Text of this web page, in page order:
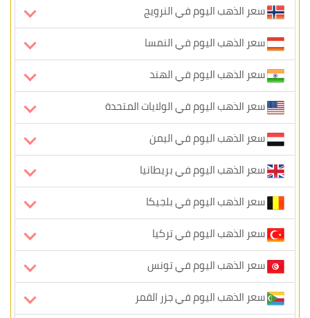
سعر الذهب اليوم في النرويج
سعر الذهب اليوم في النمسا
سعر الذهب اليوم في الهند
سعر الذهب اليوم في الولايات المتحدة
سعر الذهب اليوم في اليمن
سعر الذهب اليوم في بريطانيا
سعر الذهب اليوم في بلجيكا
سعر الذهب اليوم في تركيا
سعر الذهب اليوم في تونس
سعر الذهب اليوم في جزر القمر